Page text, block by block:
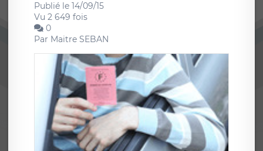
Publié le 14/09/15
Vu 2 649 fois
0
Par Maitre SEBAN